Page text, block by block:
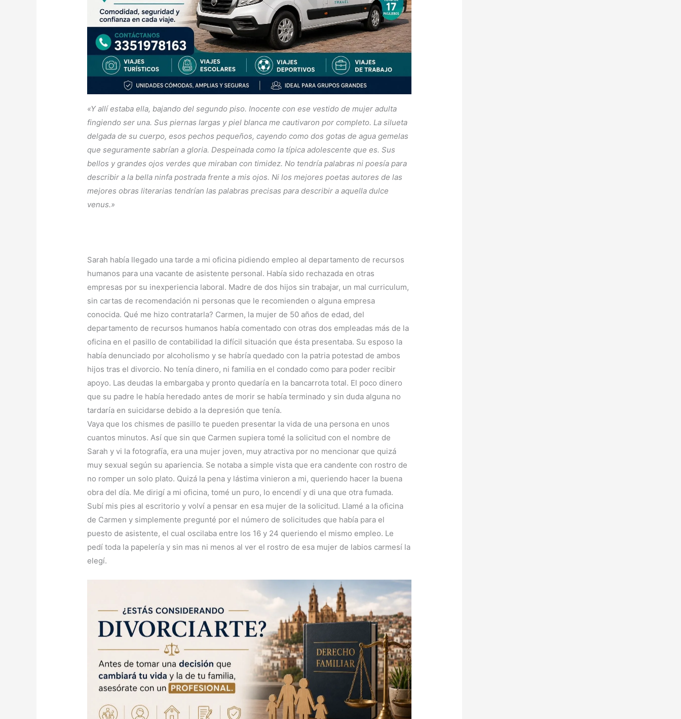
«Y allí estaba ella, bajando del segundo piso. Inocente con ese vestido de mujer adulta
fingiendo ser una. Sus piernas largas y piel blanca me cautivaron por completo. La silueta
delgada de su cuerpo, esos pechos pequeños, cayendo como dos gotas de agua gemelas
que seguramente sabrían a gloria. Despeinada como la típica adolescente que es. Sus
bellos y grandes ojos verdes que miraban con timidez. No tendría palabras ni poesía para
describir a la bella ninfa postrada frente a mis ojos. Ni los mejores poetas autores de las
mejores obras literarias tendrían las palabras precisas para describir a aquella dulce
venus.»
Sarah había llegado una tarde a mi oficina pidiendo empleo al departamento de recursos
humanos para una vacante de asistente personal. Había sido rechazada en otras
empresas por su inexperiencia laboral. Madre de dos hijos sin trabajar, un mal curriculum,
sin cartas de recomendación ni personas que le recomienden o alguna empresa
conocida. Qué me hizo contratarla? Carmen, la mujer de 50 años de edad, del
departamento de recursos humanos había comentado con otras dos empleadas más de la
oficina en el pasillo de contabilidad la difícil situación que ésta presentaba. Su esposo la
había denunciado por alcoholismo y se habría quedado con la patria potestad de ambos
hijos tras el divorcio. No tenía dinero, ni familia en el condado como para poder recibir
apoyo. Las deudas la embargaba y pronto quedaría en la bancarrota total. El poco dinero
que su padre le había heredado antes de morir se había terminado y sin duda alguna no
tardaría en suicidarse debido a la depresión que tenía.
Vaya que los chismes de pasillo te pueden presentar la vida de una persona en unos
cuantos minutos. Así que sin que Carmen supiera tomé la solicitud con el nombre de
Sarah y vi la fotografía, era una mujer joven, muy atractiva por no mencionar que quizá
muy sexual según su apariencia. Se notaba a simple vista que era candente con rostro de
no romper un solo plato. Quizá la pena y lástima vinieron a mi, queriendo hacer la buena
obra del día. Me dirigí a mi oficina, tomé un puro, lo encendí y di una que otra fumada.
Subí mis pies al escritorio y volví a pensar en esa mujer de la solicitud. Llamé a la oficina
de Carmen y simplemente pregunté por el número de solicitudes que había para el
puesto de asistente, el cual oscilaba entre los 16 y 24 queriendo el mismo empleo. Le
pedí toda la papelería y sin mas ni menos al ver el rostro de esa mujer de labios carmesí la
elegí.